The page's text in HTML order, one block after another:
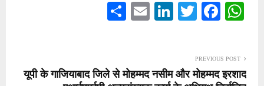
W
ha
A
Fa
ce
ok
T
wi
r
Li
nk
In
E
m
PREVIOUS POST
यूपी के गाजियाबाद जिले से मोहम्मद नसीम और मोहम्मद इरशाद